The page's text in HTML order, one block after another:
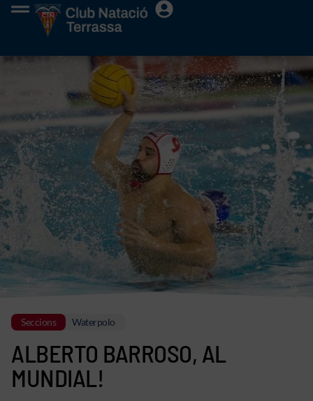
Seccions Waterpolo
ALBERTO BARROSO, AL
MUNDIAL!